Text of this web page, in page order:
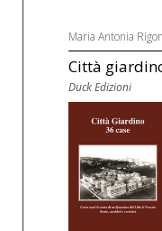
Maria Antonia
Città
Duck Edizioni